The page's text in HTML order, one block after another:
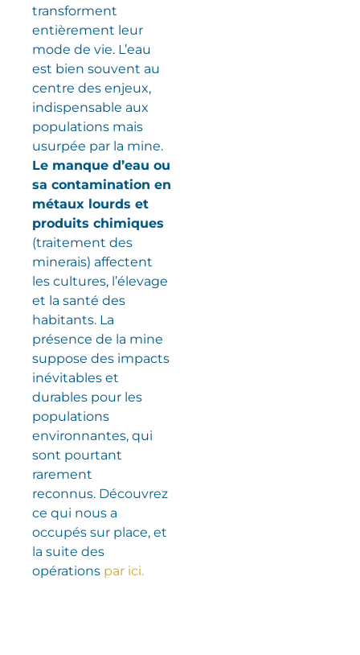
transforment
entièrement leur
mode de vie. L’eau
est bien souvent au
centre des enjeux,
indispensable aux
populations mais
usurpée par la mine.
Le manque d’eau ou
sa contamination en
métaux lourds et
produits chimiques
(traitement des
minerais) affectent
les cultures, l’élevage
et la santé des
habitants. La
présence de la mine
suppose des impacts
inévitables et
durables pour les
populations
environnantes, qui
sont pourtant
rarement
reconnus. Découvrez
ce qui nous a
occupés sur place, et
la suite des
opérations par ici.